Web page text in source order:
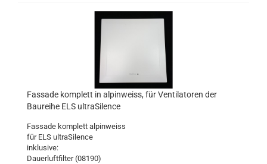
Fassade komplett in alpinweiss, für Ventilatoren der
Baureihe ELS ultraSilence
Fassade komplett alpinweiss
für ELS ultraSilence
inklusive:
Dauerluftfilter (08190)